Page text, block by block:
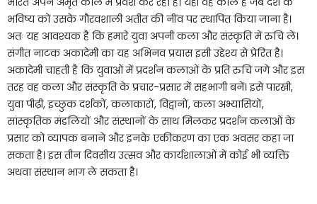
भविष्य को उसके गौरवशाली अतीत की नींव पर स्थापित किया जाना है।
अतः यह आवश्यक है कि हमारे युवा अपनी कला और संस्कृति में रुचि लें।
संगीत नाटक अकादेमी का यह अभिनव प्रयास इसी उद्देश्य से प्रेरित है।
अकादेमी चाहती है कि युवाओं में प्रदर्शन कलाओं के प्रति रुचि जगे और इस
तरह वह कला और संस्कृति के प्रचार-प्रसार में सहभागी बनें। इसे पारखी,
युवा पीढ़ी, इच्छुक दर्शकों, कलाकारों, विद्वानों, कला अभ्यासियों,
सांस्कृतिक मंडलियों और संस्थानों के साथ मिलकर प्रदर्शन कलाओं के
प्रसार को व्यापक बनाने और इनके एकीकरण का एक अवसर कहा जा
सकता है। इस तीन दिवसीय उत्सव और कार्यशालाओं में कोई भी व्यक्ति
अथवा संस्थान भाग ले सकता है।